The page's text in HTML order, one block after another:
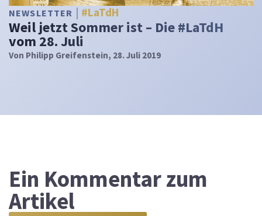
NEWSLETTER #LaTdH
Weil jetzt Sommer ist – Die #LaTdH
vom 28. Juli
Von Philipp Greifenstein, 28. Juli 2019
Ein Kommentar zum
Artikel